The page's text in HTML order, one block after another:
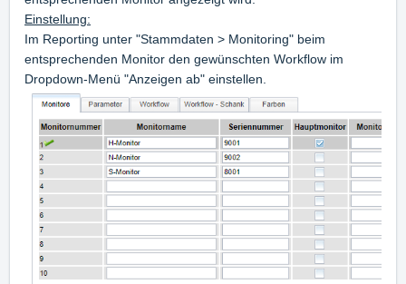
Einstellung:
Im Reporting unter "Stammdaten > Monitoring" beim
entsprechenden Monitor den gewünschten Workflow im
Dropdown-Menü "Anzeigen ab" einstellen.